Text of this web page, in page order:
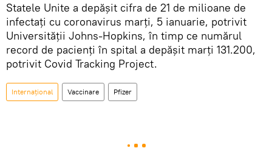
Statele Unite a depăşit cifra de 21 de milioane de
infectaţi cu coronavirus marți, 5 ianuarie, potrivit
Universității Johns-Hopkins, în timp ce numărul
record de pacienți în spital a depășit marți 131.200,
potrivit Covid Tracking Project.
Internaţional Vaccinare Pfizer